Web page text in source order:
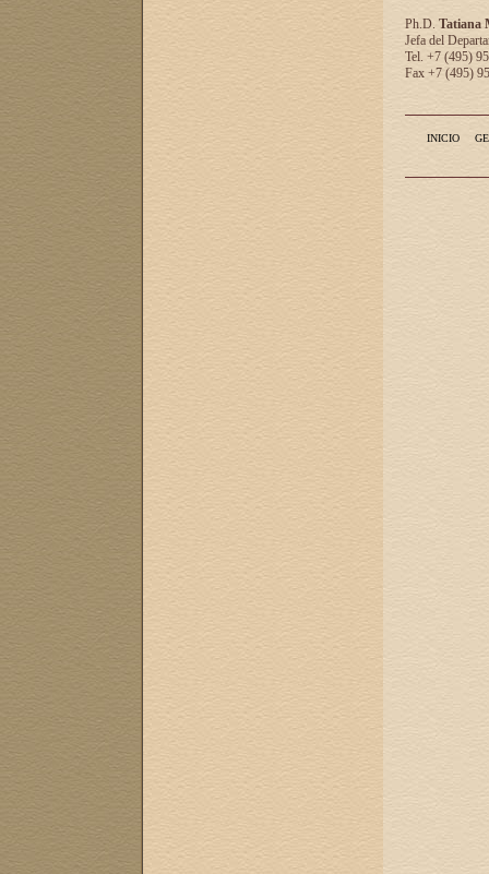
Ph.D. Tatiana
Jefa del
Tel. +7 (495)
Fax +7 (495)
INICIO